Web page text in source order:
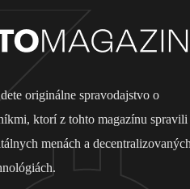
originálne spravodajstvo o
ktorí z tohto magazínu spravili
menách a